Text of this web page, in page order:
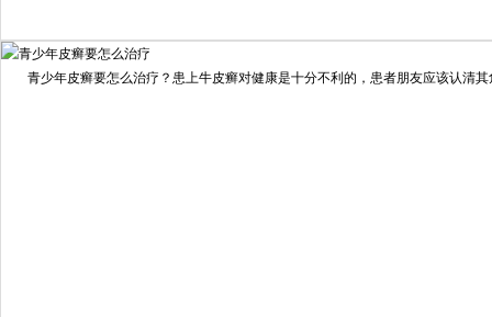
我要咨询我要预约
擅长：住院部主任 【个人简介】 肖建华，成都银康银屑病...
青少年皮癣要怎么治疗？患上牛皮癣对健康是十分不利的，患者朋友应该认清其